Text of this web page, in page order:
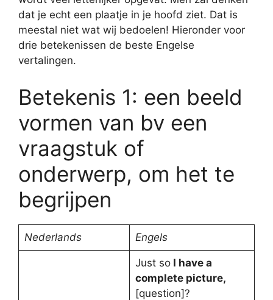
dat je echt een plaatje in je hoofd ziet. Dat is
meestal niet wat wij bedoelen! Hieronder voor
drie betekenissen de beste Engelse
vertalingen.
Betekenis 1: een beeld
vormen van bv een
vraagstuk of
onderwerp, om het te
begrijpen
Nederlands Engels
Just soI have a
complete picture,
[question]?